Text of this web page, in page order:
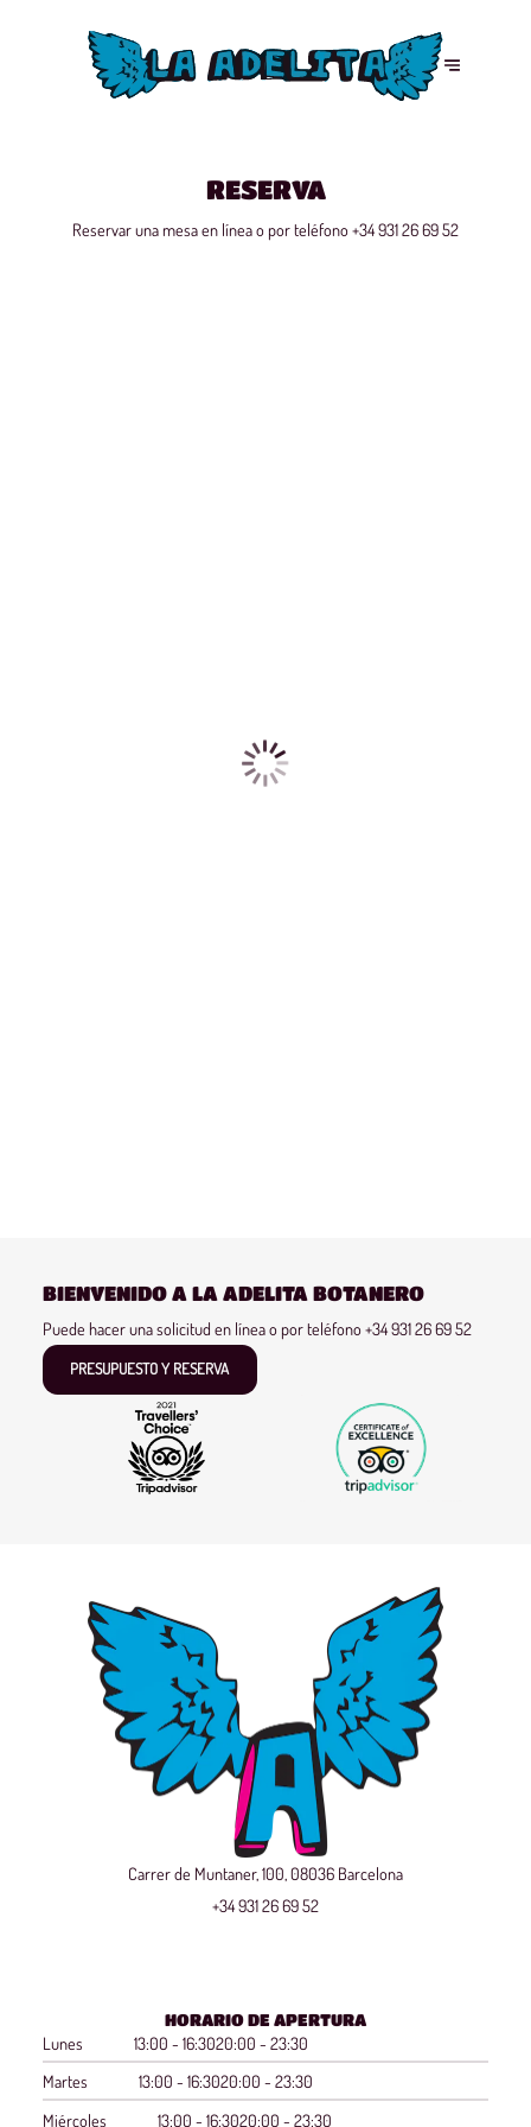
RESERVA
Reservar una mesa en línea o por teléfono+34 931 26 69 52
BIENVENIDO A LA ADELITA BOTANERO
Puede hacer una solicitud en línea o por teléfono+34 931 26 69 52
PRESUPUESTO Y RESERVA
Carrer de Muntaner, 100, 08036 Barcelona
+34 931 26 69 52
HORARIO DE APERTURA
Lunes 13:00 - 16:3020:00 - 23:30
Martes
13:00 - 16:3020:00 - 23:30
Miércoles
13:00 - 16:3020:00 - 23:30